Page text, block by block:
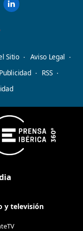
Sitio
Aviso Legal
Publicidad
RSS
y televisión